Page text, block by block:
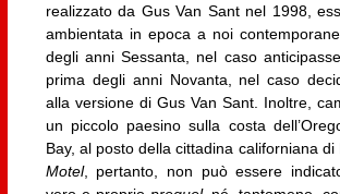
realizzato da Gus Van Sant nel 1998,
ambientata in epoca a noi
degli anni Sessanta, nel caso
prima degli anni Novanta, nel caso
alla versione di Gus Van Sant. Inoltre,
un piccolo paesino sulla costa
Bay, al posto della cittadina californiana
Motel, pertanto, non può essere